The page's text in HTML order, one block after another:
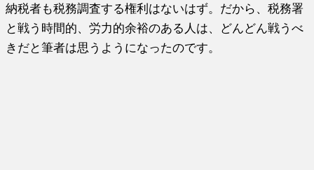
納税者も税務調査する権利はないはず。だから、税務署
と戦う時間的、労力的余裕のある人は、どんどん戦うべ
きだと筆者は思うようになったのです。